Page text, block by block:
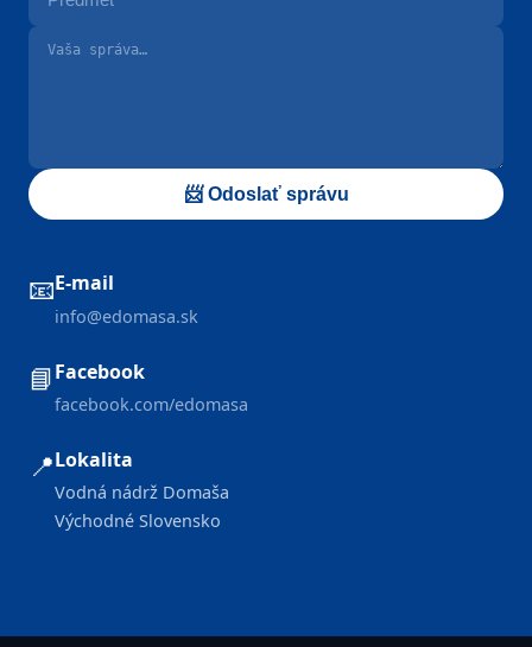
📨 Odoslať správu
📧E-mail
info@edomasa.sk
📘Facebook
facebook.com/edomasa
📍Lokalita
Vodná nádrž Domaša
Východné Slovensko